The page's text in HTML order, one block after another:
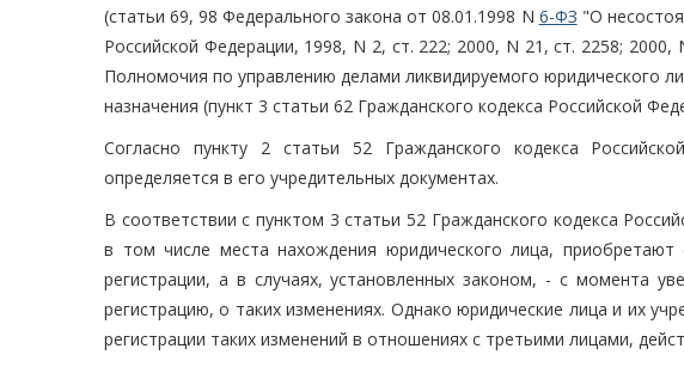
(статьи 69, 98 Федерального закона от 08.01.1998 N 6-ФЗ "О
Российской Федерации, 1998, N 2, ст. 222; 2000, N 21, ст. 2258;
Полномочия по управлению делами ликвидируемого юридического
назначения (пункт 3 статьи 62 Гражданского кодекса Российской
Согласно пункту 2 статьи 52 Гражданского кодекса
определяется в его учредительных документах.
В соответствии с пунктом 3 статьи 52 Гражданского кодекса
в том числе места нахождения юридического лица,
регистрации, а в случаях, установленных законом, - с момента
регистрацию, о таких изменениях. Однако юридические лица и их
регистрации таких изменений в отношениях с третьими лицами,